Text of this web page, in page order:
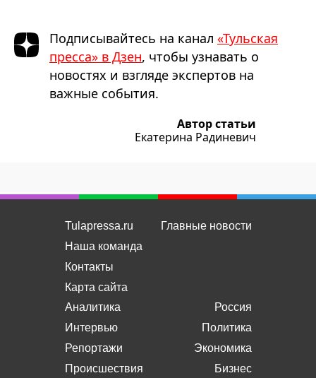
Подписывайтесь на канал «Тульская
пресса» в Дзен, чтобы узнавать о
новостях и взгляде экспертов на
важные события.
Автор статьи
Екатерина Радиневич
Tulapressa.ru
Наша команда
Контакты
Карта сайта
Главные новости
Аналитика
Интервью
Репортажи
Происшествия
Россия
Политика
Экономика
Бизнес